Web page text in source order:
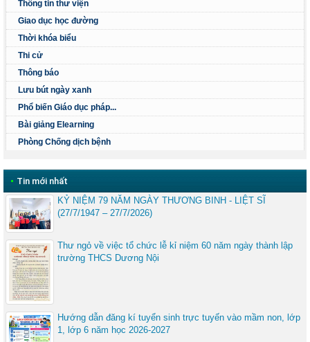
Thông tin thư viện
Giao dục học đường
Thời khóa biểu
Thi cử
Thông báo
Lưu bút ngày xanh
Phổ biến Giáo dục pháp...
Bài giảng Elearning
Phòng Chống dịch bệnh
• Tin mới nhất
KỶ NIỆM 79 NĂM NGÀY THƯƠNG BINH - LIỆT SĨ
(27/7/1947 – 27/7/2026)
Thư ngỏ về việc tổ chức lễ kỉ niệm 60 năm ngày thành lập
trường THCS Dương Nội
Hướng dẫn đăng kí tuyển sinh trực tuyến vào mầm non, lớp
1, lớp 6 năm học 2026-2027